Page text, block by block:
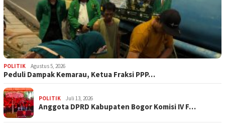
POLITIK Agustus 5, 2026
‎Peduli Dampak Kemarau, Ketua Fraksi PPP…
POLITIK Juli 13, 2026
Anggota DPRD Kabupaten Bogor Komisi IV F…